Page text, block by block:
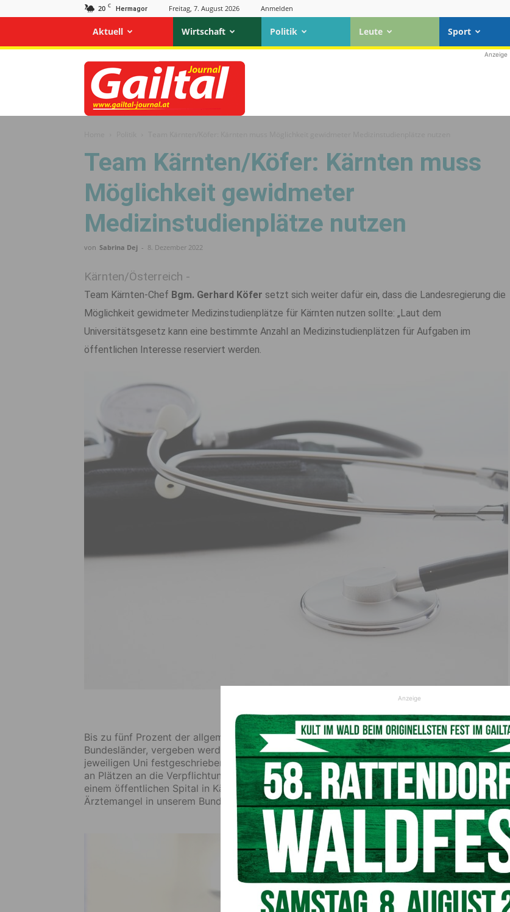
20 C Hermagor Freitag, 7. August 2026 Anmelden
Aktuell Wirtschaft Politik Leute Sport
Gailtal
Journal
Anzeige
Team Kärnten/Köfer: Kärnten muss
Möglichkeit gewidmeter
Medizinstudienplätze nutzen
von Sabrina Dej - 8. Dezember 2022
Kärnten/Österreich -
Team Kärnten-Chef Bgm. Gerhard Köfer setzt sich weiter dafür ein, dass die Landesregierung die
Möglichkeit gewidmeter Medizinstudienplätze für Kärnten nutzen sollte: „Laut dem
Universitätsgesetz kann eine bestimmte Anzahl an Medizinstudienplätzen für Aufgaben im
öffentlichen Interesse reserviert werden.
Bis zu fünf Prozent der allgemeinen Studienplätze dürfen dafür, auch im Sinne der
Bundesländer, vergeben werden. Grundsätzlich muss dies in der Leistungsvereinbarung der
jeweiligen Uni festgeschrieben werden. Möglich wäre es zum Beispiel, eine bestimmte Zahl
an Plätzen an die Verpflichtung zu binden, eine gewisse Zeit als Kassenarzt oder als Arzt in
einem öffentlichen Spital in Kärnten zu arbeiten. Das stellt eine Möglichkeit dar, dem
Ärztemangel in unserem Bundesland etwas zu begegnen.“
Anzeige